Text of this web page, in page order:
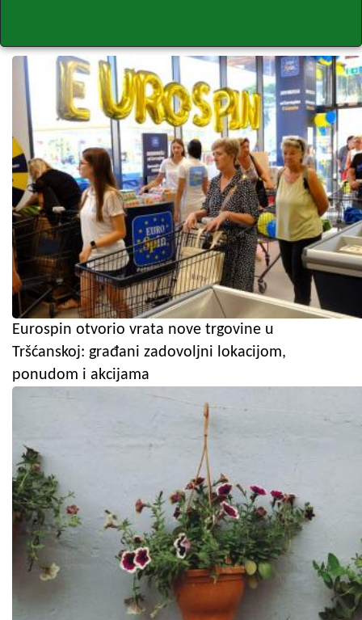
Eurospin otvorio vrata nove trgovine u
Tršćanskoj: građani zadovoljni lokacijom,
ponudom i akcijama